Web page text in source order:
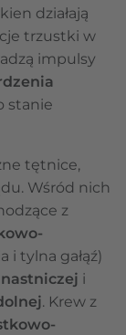
działają
trzustki w
impulsy
stanie
tętnice,
Wśród nich
z
i tylna gałąź)
i
. Krew z